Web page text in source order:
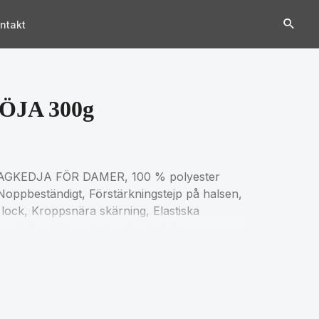
300g
FÖR DAMER, 100 % polyester
Förstärkningstejp på halsen,
Kroppsnära skärning, Elastiska